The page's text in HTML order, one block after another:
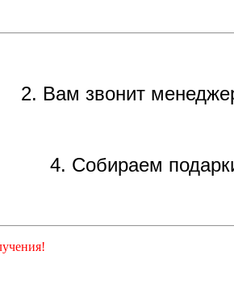
2. Вам звонит
4. Собираем